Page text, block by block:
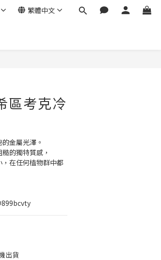
繁體中文
考克冷
金屬光澤。
的獨特質感，
在任何植物群中都
出貨